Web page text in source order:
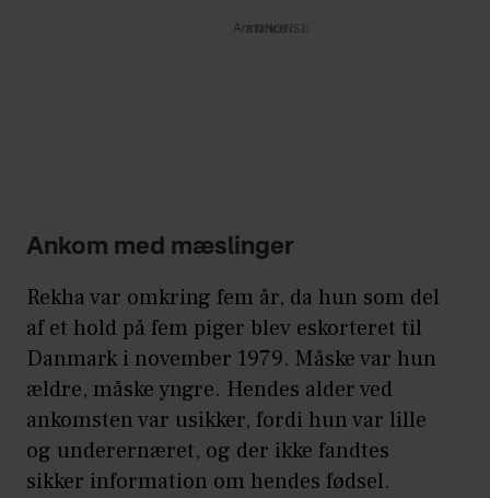
Annonce
Ankom med mæslinger
Rekha var omkring fem år, da hun som del
af et hold på fem piger blev eskorteret til
Danmark i november 1979. Måske var hun
ældre, måske yngre. Hendes alder ved
ankomsten var usikker, fordi hun var lille
og underernæret, og der ikke fandtes
sikker information om hendes fødsel.